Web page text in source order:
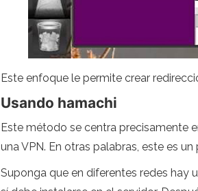
Este enfoque le permite crear
Usando hamachi
Este método se centra precisamente
una VPN. En otras palabras, este es
Suponga que en diferentes redes hay